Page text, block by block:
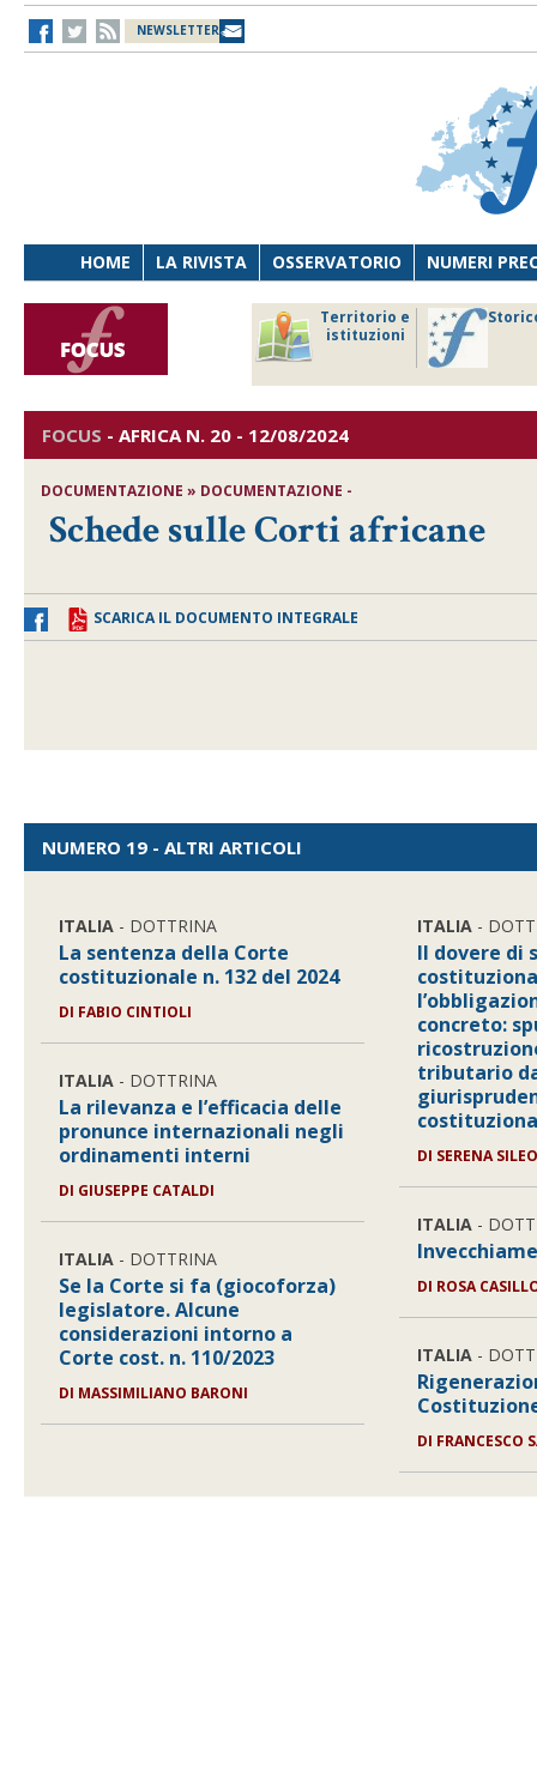
NEWSLETTER
HOME LA RIVISTA OSSERVATORIO NUMERI
Territorio e
istituzioni
FOCUS - AFRICAN. 20 - 12/08/2024
DOCUMENTAZIONE » DOCUMENTAZIONE -
Schede sulle Corti africane
SCARICA IL DOCUMENTO INTEGRALE
NUMERO 19 - ALTRI ARTICOLI
ITALIA - DOTTRINA
La sentenza della Corte
costituzionale n. 132 del 2024
DI FABIO CINTIOLI
ITALIA - DOTTRINA
La rilevanza e l’efficacia delle
pronunce internazionali negli
ordinamenti interni
DI GIUSEPPE CATALDI
ITALIA - DOTTRINA
Se la Corte si fa (giocoforza)
legislatore. Alcune
considerazioni intorno a
Corte cost. n. 110/2023
DI MASSIMILIANO BARONI
ITALIA -
Il dovere di
concreto:
tributario
DI SERENA
ITALIA -
DI ROSA
ITALIA -
DI FRANCESCO